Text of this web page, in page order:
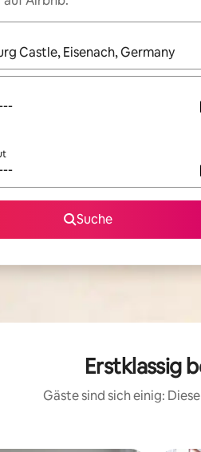
verfügbar sind, navigiere
Suche
Erstklassig
Gäste sind sich einig: